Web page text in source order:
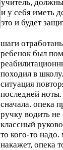
учитель,
и у себя иметь
это и будет
шаги
ребенок был
походил в
ситуация
последней ноты.
сначала. опека
ручку водить
классный
то кого-то
накажет, опека